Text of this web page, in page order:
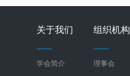
关于我们
学会简介
组织机构
理事会